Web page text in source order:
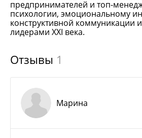
предпринимателей и топ-
психологии, эмоциональному
конструктивной коммуникации
лидерами ХХI века.
Отзывы 1
Марина